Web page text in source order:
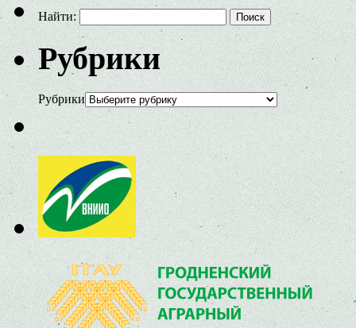
Найти:
Рубрики
Рубрики